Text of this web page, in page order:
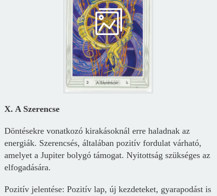
X. A Szerencse
Döntésekre vonatkozó kirakásoknál erre haladnak az
energiák. Szerencsés, általában pozitív fordulat várható,
amelyet a Jupiter bolygó támogat. Nyitottság szükséges az
elfogadására.
Pozitív jelentése: Pozitív lap, új kezdeteket, gyarapodást is